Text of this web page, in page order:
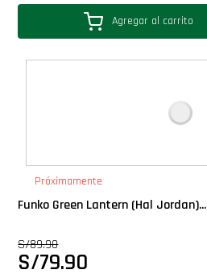
Agregar al carrito
Próximamente
Funko Green Lantern (Hal Jordan)...
S/89.90
S/79.90